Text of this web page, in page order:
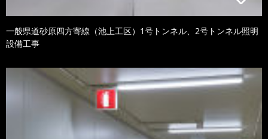
一般県道砂原四方寄線（池上工区）1号トンネル、2号トンネル照明
設備工事